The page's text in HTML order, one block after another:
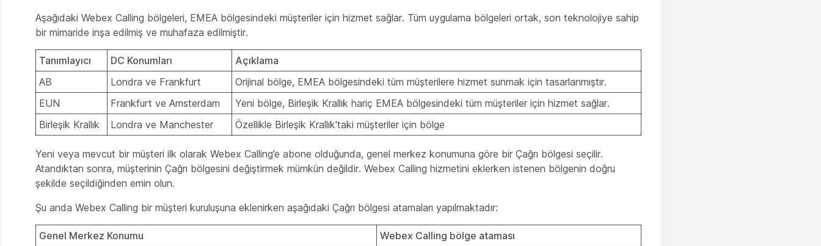
Aşağıdaki Webex Calling bölgeleri, EMEA bölgesindeki müşteriler için hizmet sağlar. Tüm uygulama bölgeleri ortak, son teknolojiye sahip
bir mimaride inşa edilmiş ve muhafaza edilmiştir.
Tanımlayıcı DC Konumları
Açıklama
AB
Londra ve Frankfurt
Orijinal bölge, EMEA bölgesindeki tüm müşterilere hizmet sunmak için tasarlanmıştır.
EUN
Frankfurt ve Amsterdam
Yeni bölge, Birleşik Krallık hariç EMEA bölgesindeki tüm müşteriler için hizmet sağlar.
Birleşik Krallık
Londra ve Manchester Özellikle Birleşik Krallık'taki müşteriler için bölge
Yeni veya mevcut bir müşteri ilk olarak Webex Calling’e abone olduğunda, genel merkez konumuna göre bir Çağrı bölgesi seçilir.
Atandıktan sonra, müşterinin Çağrı bölgesini değiştirmek mümkün değildir. Webex Calling hizmetini eklerken istenen bölgenin doğru
şekilde seçildiğinden emin olun.
Şu anda Webex Calling bir müşteri kuruluşuna eklenirken aşağıdaki Çağrı bölgesi atamaları yapılmaktadır:
Genel Merkez Konumu
Webex Calling bölge ataması